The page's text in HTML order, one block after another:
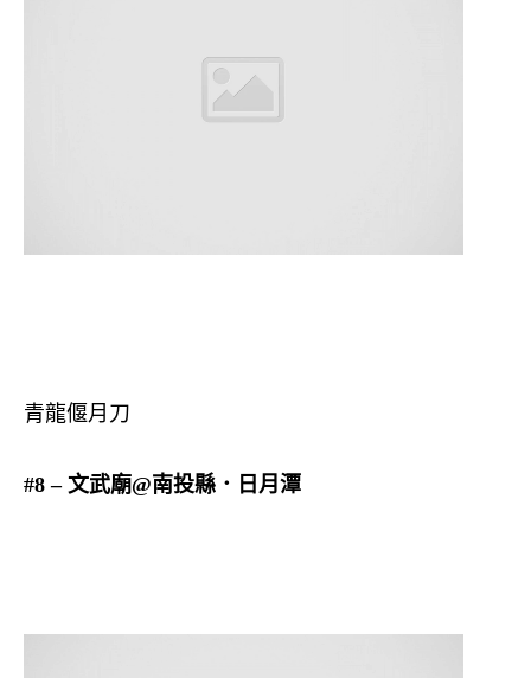
青龍偃月刀
#8 – 文武廟@南投縣．日月潭